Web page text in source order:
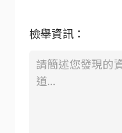
檢舉資訊：